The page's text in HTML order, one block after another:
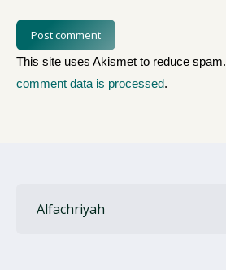
Post comment
This site uses Akismet to reduce spam.
comment data is processed.
Alfachriyah